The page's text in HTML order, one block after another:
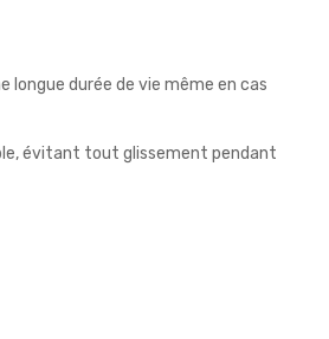
longue durée de vie même en cas
évitant tout glissement pendant